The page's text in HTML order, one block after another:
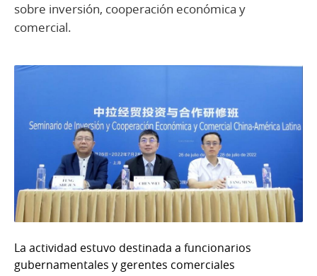
sobre inversión, cooperación económica y
comercial.
La actividad estuvo destinada a funcionarios
gubernamentales y gerentes comerciales